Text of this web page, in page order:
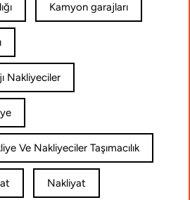
Kamyon garajları
Nakliyeciler
Ve Nakliyeciler Taşımacılık
Nakliyat